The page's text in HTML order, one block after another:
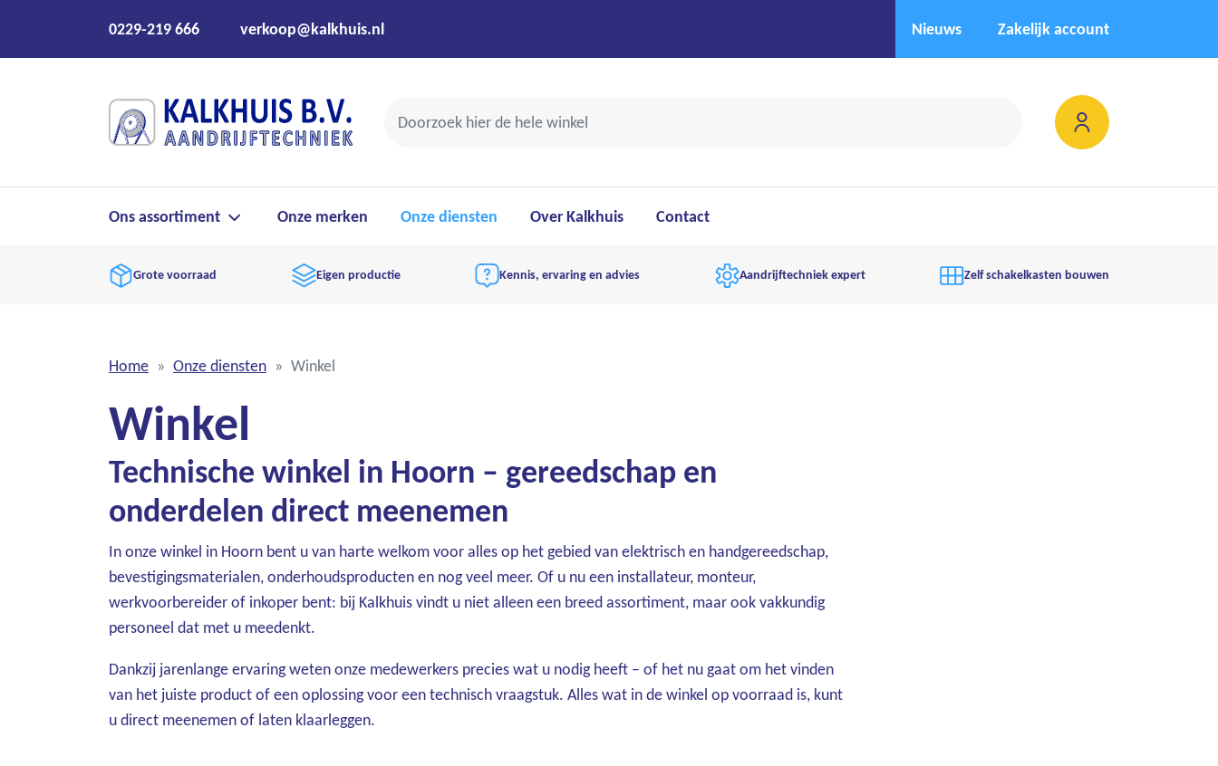
0229-219 666 verkoop@kalkhuis.nl Nieuws Zakelijk account
Ons assortiment Onze merken Onze diensten Over Kalkhuis Contact
Grote voorraad Eigen productie Kennis, ervaring en advies Aandrijftechniek expert Zelf schakelkasten bouwen
Home Onze diensten Winkel
Winkel
Technische winkel in Hoorn – gereedschap en
onderdelen direct meenemen
In onze winkel in Hoorn bent u van harte welkom voor alles op het gebied van elektrisch en handgereedschap,
bevestigingsmaterialen, onderhoudsproducten en nog veel meer. Of u nu een installateur, monteur,
werkvoorbereider of inkoper bent: bij Kalkhuis vindt u niet alleen een breed assortiment, maar ook vakkundig
personeel dat met u meedenkt.
Dankzij jarenlange ervaring weten onze medewerkers precies wat u nodig heeft – of het nu gaat om het vinden
van het juiste product of een oplossing voor een technisch vraagstuk. Alles wat in de winkel op voorraad is, kunt
u direct meenemen of laten klaarleggen.